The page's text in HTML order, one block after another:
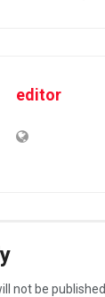
editor
not be published.